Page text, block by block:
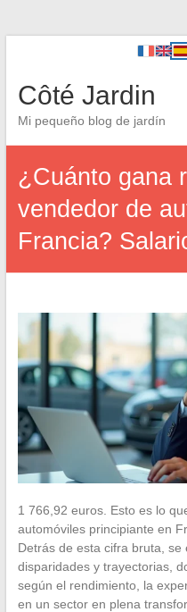
Côté Jardin
Mi pequeño blog de jardín
¿Cuánto gana
vendedor de
Francia?
1 766,92 euros. Esto es lo
automóviles principiante en
Detrás de esta cifra bruta,
disparidades y trayectorias,
según el rendimiento, la
en un sector en plena